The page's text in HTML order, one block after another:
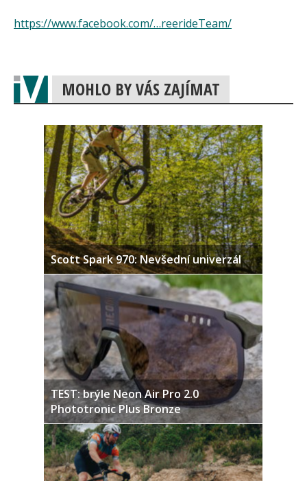
https://www.facebook.com/…reerideTeam/
MOHLO BY VÁS ZAJÍMAT
Scott Spark 970: Nevšední univerzál
TEST: brýle Neon Air Pro 2.0
Phototronic Plus Bronze